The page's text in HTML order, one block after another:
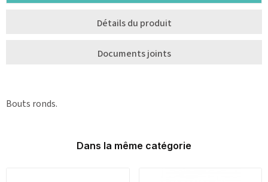
Détails du produit
Documents joints
Bouts ronds.
Dans la même catégorie